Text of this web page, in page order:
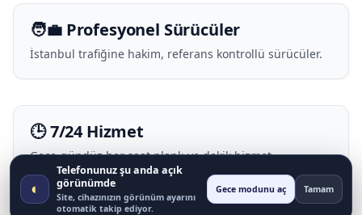
🧑‍💼 Profesyonel Sürücüler
İstanbul trafiğine hakim, referans kontrollü sürücüler.
🕒 7/24 Hizmet
Gece-gündüz her saat planlı ve dakik hizmet.
◐
Telefonunuz şu anda açık
görünümde
Site, cihazınızın görünüm ayarını
otomatik takip ediyor.
Gece modunu aç Tamam